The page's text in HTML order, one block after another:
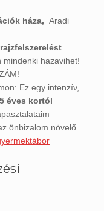
háza, Aradi
mindenki hazavihet!
Ez egy intenzív,
éves kortól
önbizalom növelő